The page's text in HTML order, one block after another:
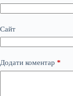
Сайт
Додати коментар *